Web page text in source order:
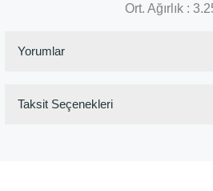
Ort. Ağırlık :
Yorumlar
Taksit Seçenekleri